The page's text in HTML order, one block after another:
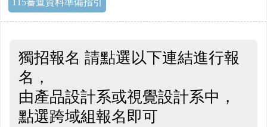
115審查資料準備指引
獨招報名 請點選以下連結進行報
名，
由產品設計系或視覺設計系中，
點選跨域組報名即可